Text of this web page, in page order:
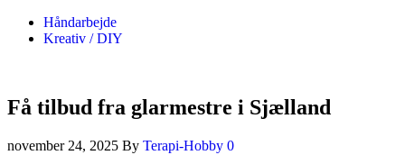
Håndarbejde
Kreativ / DIY
Få tilbud fra glarmestre i Sjælland
november 24, 2025 By Terapi-Hobby 0